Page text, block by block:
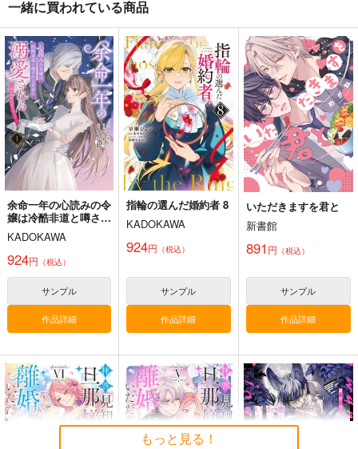
入ったらもれなくすっ
ぽんぽんになる部屋
矛盾しとる。
315 円（税込）
ライオス×マルシル
サンプル
作品詳細
一緒に買われている商品
余命一年の心読みの令
嬢は冷酷非道と噂され
る皇帝に溺愛され
る 彼の本音は甘すぎ
ます 1
KADOKAWA
924円 （税込）
サンプル
作品詳細
指輪の選んだ婚約者 8
KADOKAWA
924円 （税込）
サンプル
作品詳細
いただきますを君と
新書館
891 円 （税込）
サンプル
作品詳細
もっと見る！